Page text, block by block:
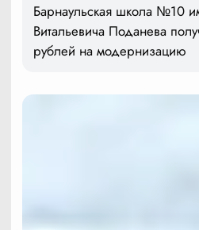
Барнаульская школа №10
Витальевича Поданева
рублей на модернизацию